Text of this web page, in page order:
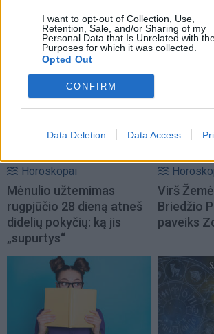
I want to opt-out of Collection, Use,
Retention, Sale, and/or Sharing of my
Personal Data that Is Unrelated with
Purposes for which it was collected.
Opted Out
CONFIRM
Data Deletion Data Access
Gimę rugpjūčio 6 dieną: jie
nepastebi svetimo
dėmesio
Trys
kuriems
seksis
Horoskopai
Mėnulio užtemimas
rugpjūčio 28 dieną atneš
didelių pokyčių: ką jis
„supurtys“
Virš
Briedžio
paveiks